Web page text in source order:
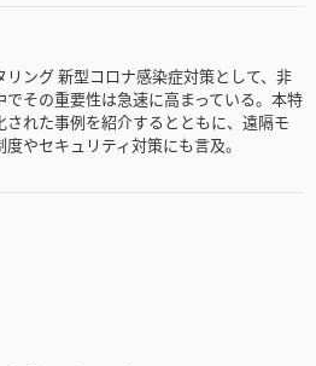
リング 新型コロナ感染症対策として、非
その重要性は急速に高まっている。本特
れた事例を紹介するとともに、遠隔モ
やセキュリティ対策にも言及。